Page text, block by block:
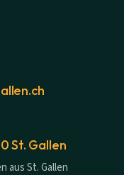
St. Gallen
aus St. Gallen